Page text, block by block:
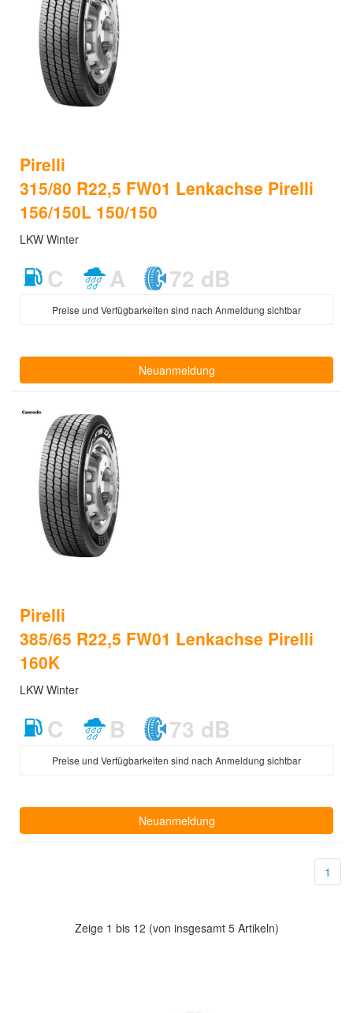
Pirelli
315/80 R22,5 FW01 Lenkachse Pirelli
156/150L 150/150
LKW Winter
C A 72 dB
Preise und Verfügbarkeiten sind nach Anmeldung sichtbar
Neuanmeldung
Pirelli
385/65 R22,5 FW01 Lenkachse Pirelli
160K
LKW Winter
C B 73 dB
Preise und Verfügbarkeiten sind nach Anmeldung sichtbar
Neuanmeldung
1
Zeige 1 bis 12 (von insgesamt 5 Artikeln)